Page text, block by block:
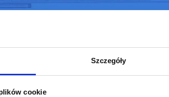
Szczegóły
cookie